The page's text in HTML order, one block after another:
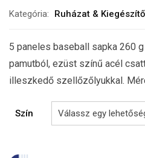
Kategória:
Ruházat &
5 paneles baseball sapka 260
pamutból, ezüst színű acél
illeszkedő szellőzőlyukkal.
Szín